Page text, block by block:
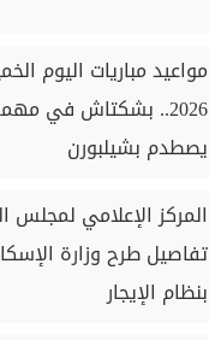
2026.. بشكتاش في
يصطدم بشيلبورن
المركز الإعلامي لمجلس
تفاصيل طرح وزارة
بنظام الإيجار